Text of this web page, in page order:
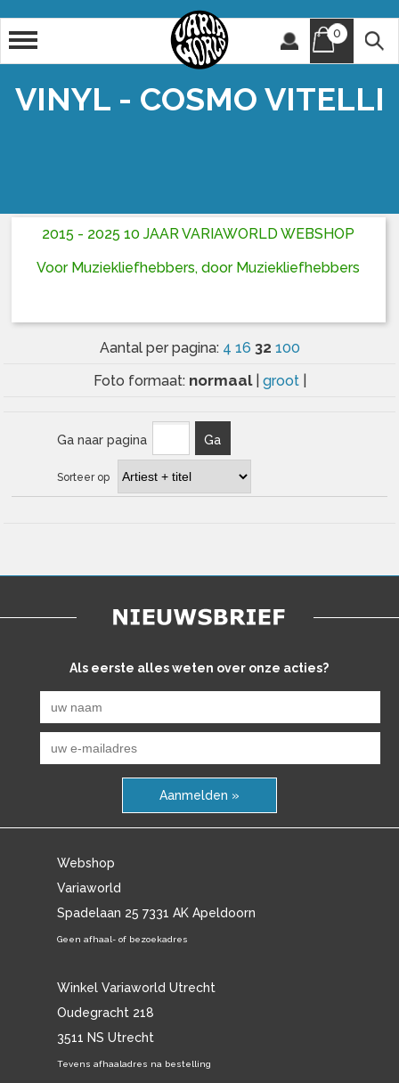
0
VINYL - COSMO VITELLI
2015 - 2025 10 JAAR VARIAWORLD WEBSHOP
Voor Muziekliefhebbers, door Muziekliefhebbers
Aantal per pagina: 4 16 32 100
Foto formaat: normaal groot
Ga naar pagina Ga
Sorteer op
Als eerste alles weten over onze acties?
Aanmelden »
Webshop
Variaworld
Spadelaan 25 7331 AK Apeldoorn
Geen afhaal- of bezoekadres
Winkel Variaworld Utrecht
Oudegracht 218
3511 NS Utrecht
Tevens afhaaladres na bestelling